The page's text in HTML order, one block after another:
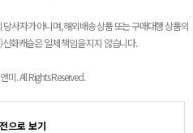
사자가 아니며, 해외배송 상품 또는 구매대행 상품의
화캐슬은 일체 책임을 지지 않습니다.
. All Rights Reserved.
으로 보기